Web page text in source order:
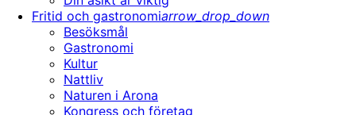
Fritid och gastronomiarrow_drop_down
Besöksmål
Gastronomi
Kultur
Nattliv
Naturen i Arona
Kongress och företag